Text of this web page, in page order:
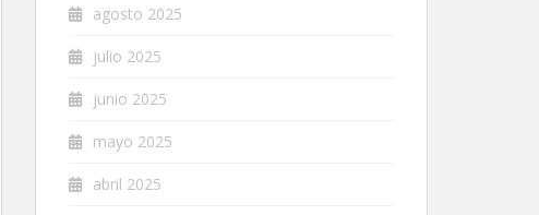
agosto 2025
julio 2025
junio 2025
mayo 2025
abril 2025